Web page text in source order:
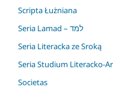
Scripta Łużniana
Seria Lamad – למד
Seria Literacka ze Sroką
Seria Studium Literacko-
Societas